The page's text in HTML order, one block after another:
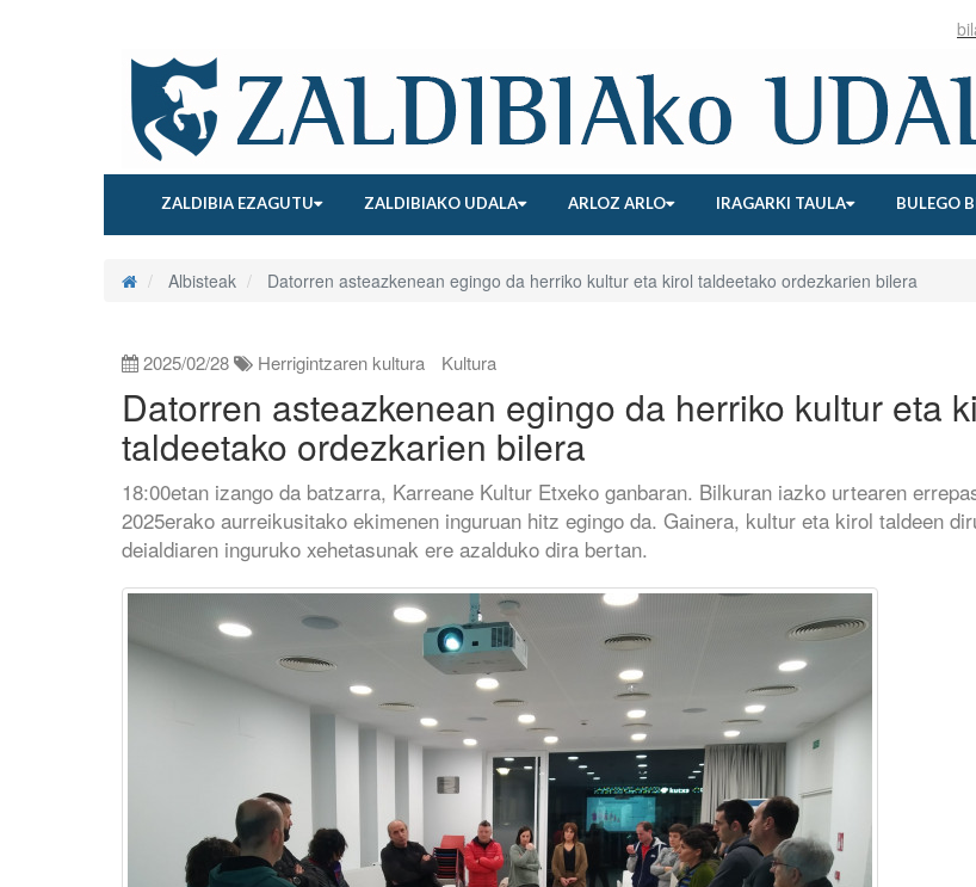
ZALDIBIA EZAGUTU ZALDIBIAKO UDALA ARLOZ ARLO IRAGARKI TAULA BULEGO
Albisteak Datorren asteazkenean egingo da herriko kultur eta kirol taldeetako ordezkarien bilera
2025/02/28 Herrigintzaren kultura Kultura
Datorren asteazkenean egingo da herriko kultur eta
taldeetako ordezkarien bilera
18:00etan izango da batzarra, Karreane Kultur Etxeko ganbaran. Bilkuran iazko urtearen
2025erako aurreikusitako ekimenen inguruan hitz egingo da. Gainera, kultur eta kirol taldeen
deialdiaren inguruko xehetasunak ere azalduko dira bertan.